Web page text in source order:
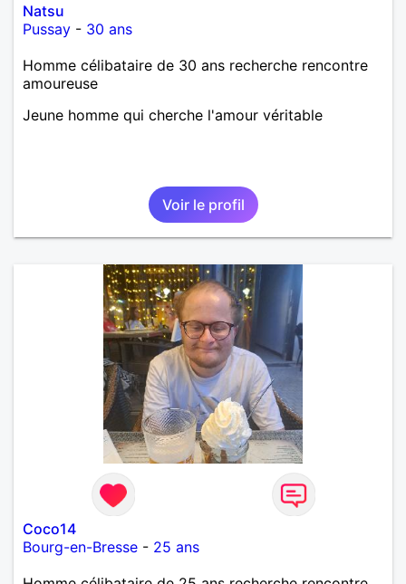
Natsu
Pussay - 30 ans
Homme célibataire de 30 ans recherche rencontre
amoureuse
Jeune homme qui cherche l'amour véritable
Voir le profil
Coco14
Bourg-en-Bresse - 25 ans